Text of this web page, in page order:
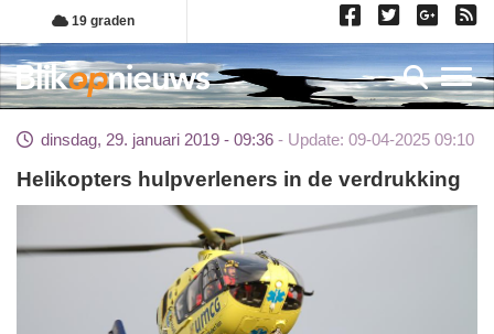
Overslaan
en
naar
de
gaan
19 graden
dinsdag, 29. januari 2019 - 09:36 Update: 09-04-2025 09:10
Helikopters hulpverleners in de verdrukking